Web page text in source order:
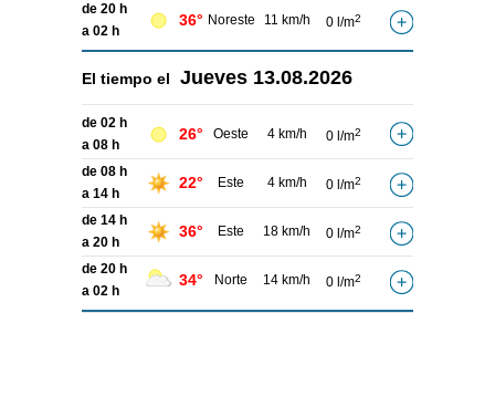
de 20 h
a 02 h
36° Noreste 11 km/h 0 l/m2
El tiempo el Jueves 13.08.2026
de 02 h
a 08 h
26° Oeste 4 km/h 0 l/m2
de 08 h
a 14 h
22° Este 4 km/h 0 l/m2
de 14 h
a 20 h
36° Este 18 km/h 0 l/m2
de 20 h
a 02 h
34° Norte 14 km/h 0 l/m2